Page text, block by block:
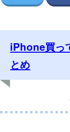
iPhone買っ
とめ